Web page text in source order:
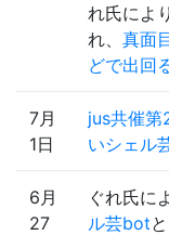
れ氏によ
れ、 真面
どで出回
7月
1日
jus共催第
いシェル
6月
27
ぐれ氏に
ル芸botと